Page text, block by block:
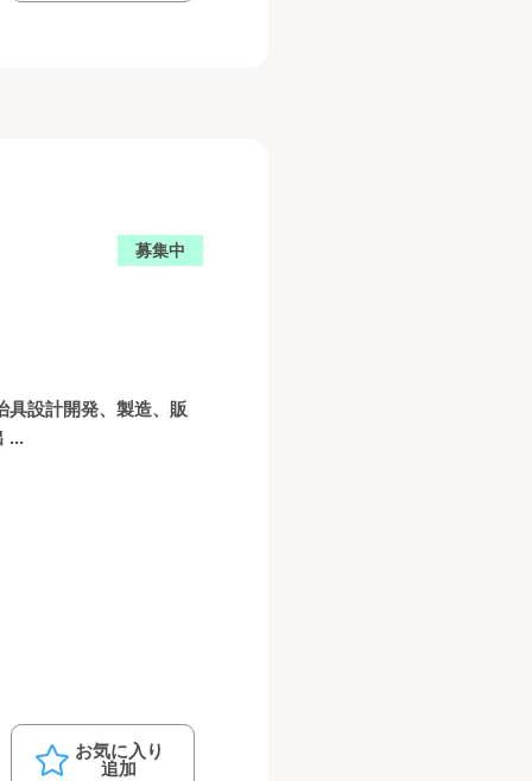
募集中
具設計開発、製造、販
...
お気に入り
追加